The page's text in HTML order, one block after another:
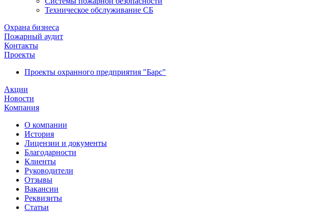
Техническое обслуживание СБ
Охрана бизнеса
Пожарный аудит
Контакты
Проекты
Проекты охранного предприятия "Барс"
Акции
Новости
Компания
О компании
История
Лицензии и документы
Благодарности
Клиенты
Руководители
Отзывы
Вакансии
Реквизиты
Статьи